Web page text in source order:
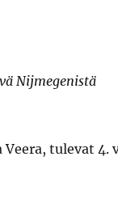
Nijmegenistä
Veera, tulevat 4.